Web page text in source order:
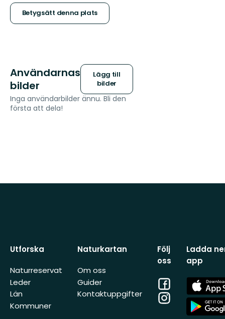
stjärnor
Betygsätt denna plats
Användarnas
bilder
Lägg till
bilder
Inga användarbilder ännu. Bli den
första att dela!
Utforska
Naturreservat
Leder
Län
Kommuner
Naturkartan
Om oss
Guider
Kontaktuppgifter
Följ
oss
Facebook
Instagram
Ladda
app
App
Store
App
Store